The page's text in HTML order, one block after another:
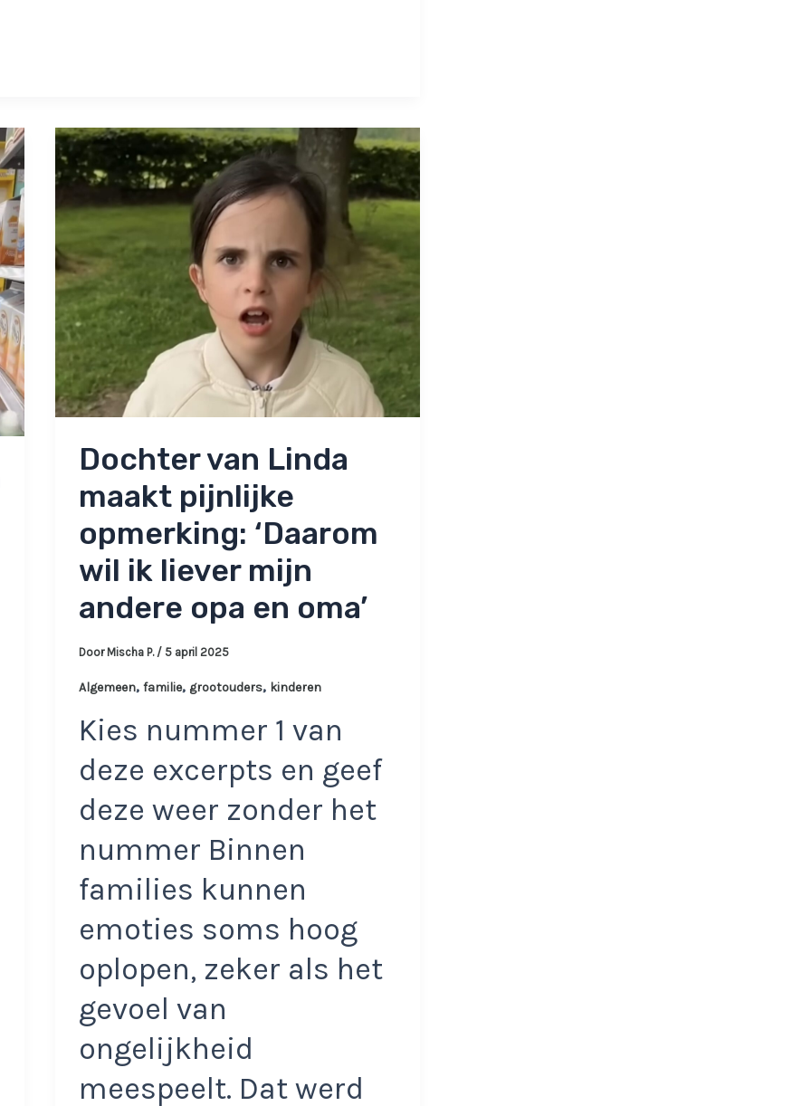
Dochter van Linda
maakt pijnlijke
opmerking: ‘Daarom
wil ik liever mijn
andere opa en oma’
Door Mischa P. / 5 april 2025
Algemeen, familie, grootouders, kinderen
Kies nummer 1 van
deze excerpts en geef
deze weer zonder het
nummer Binnen
families kunnen
emoties soms hoog
oplopen, zeker als het
gevoel van
ongelijkheid
meespeelt. Dat werd